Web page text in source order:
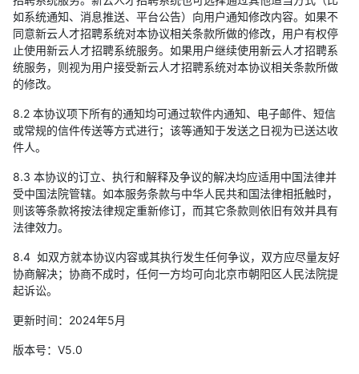
如系统通知、消息推送、平台公告）向用户通知修改内容。如果不
同意新云人才招聘系统对本协议相关条款所做的修改，用户有权停
止使用新云人才招聘系统服务。如果用户继续使用新云人才招聘系
统服务，则视为用户接受新云人才招聘系统对本协议相关条款所做
的修改。
8.2 本协议项下所有的通知均可通过软件内通知、电子邮件、短信
或常规的信件传送等方式进行；该等通知于发送之日视为已送达收
件人。
8.3 本协议的订立、执行和解释及争议的解决均应适用中国法律并
受中国法院管辖。如本服务条款与中华人民共和国法律相抵触时，
则该等条款将按法律规定重新修订，而其它条款则依旧有效并具有
法律效力。
8.4 如双方就本协议内容或其执行发生任何争议，双方应尽量友好
协商解决；协商不成时，任何一方均可向北京市朝阳区人民法院提
起诉讼。
更新时间：2024年5月
版本号：V5.0